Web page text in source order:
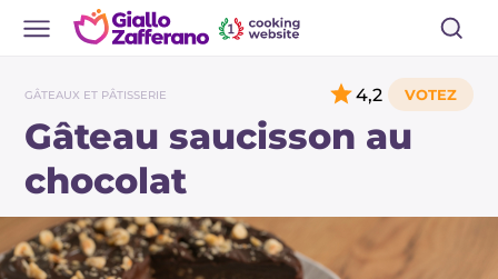
GÂTEAUX ET PÂTISSERIE
Gâteau saucisson au
chocolat
4,2